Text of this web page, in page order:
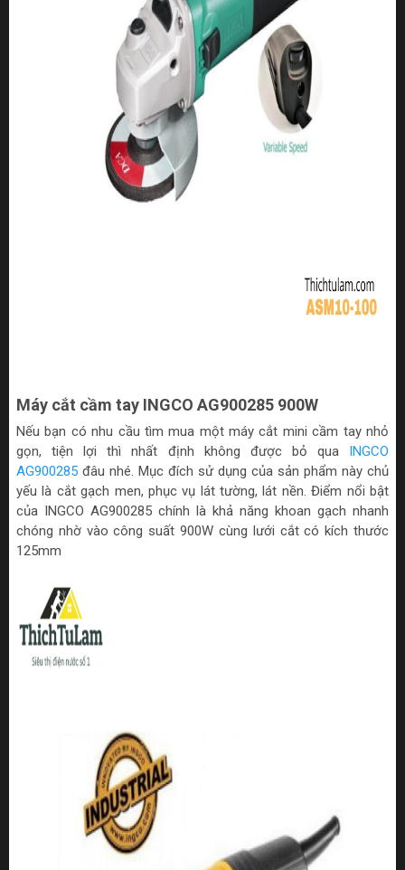
Máy cắt cầm tay INGCO AG900285 900W
Nếu bạn có nhu cầu tìm mua một máy cắt mini cầm tay nhỏ
gọn, tiện lợi thì nhất định không được bỏ qua INGCO
AG900285 đâu nhé. Mục đích sử dụng của sản phẩm này chủ
yếu là cắt gạch men, phục vụ lát tường, lát nền. Điểm nổi bật
của INGCO AG900285 chính là khả năng khoan gạch nhanh
chóng nhờ vào công suất 900W cùng lưới cắt có kích thước
125mm